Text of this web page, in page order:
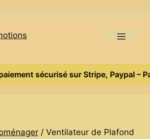
Menu
sécurisé sur Stripe, Paypal –
/ Ventilateur de Plafond